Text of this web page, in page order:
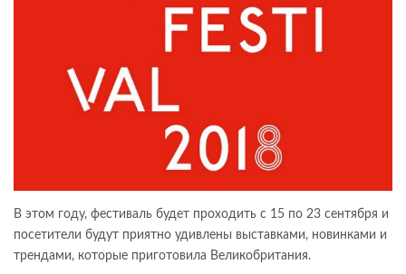
В этом году, фестиваль будет проходить с 15 по 23 сентября и
посетители будут приятно удивлены выставками, новинками и
трендами, которые приготовила Великобритания.